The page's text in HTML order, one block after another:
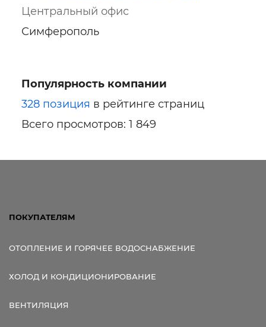
Ссылка для мобильных устройств
Центральный офис
Симферополь
Популярность компании
328 позиция в рейтинге страниц
Всего просмотров: 1 849
ПОКУПАТЕЛЯМ
ОТОПЛЕНИЕ И ГОРЯЧЕЕ ВОДОСНАБЖЕНИЕ
ХОЛОД И КОНДИЦИОНИРОВАНИЕ
ВЕНТИЛЯЦИЯ